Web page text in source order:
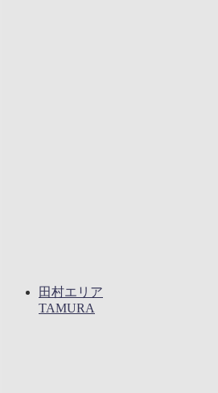
田村エリア
TAMURA